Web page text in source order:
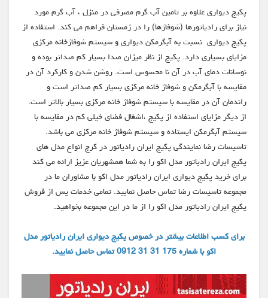
پکیج دیواری علاوه بر تامین آب گرم مصرفی در منزل ، آب گرم مورد
نیاز برای رادیاتورها (شوفاژها) را در زمستان فراهم می کند. استفاده از
پکیج دیواری نسبت به آبگرمکن دیواری و سیستم شوفاژخانه مرکزی
مزایای بسیاری دارد. پکیج از نظر میزان صدا بسیار کم صداتر بوده و
نوسانات دمای آب در آن نا محسوس است. روشن شدن و کارکرد آن در
مقایسه با آبگرمکن و شوفاژ خانه مرکزی بسیار کم صداتر است و
راندمان آن در مقایسه با سیستم شوفاژ خانه مرکزی بسیار بالاتر است.
از دیگر مزایای استفاده از پکیج ،اشغال فضای خیلی کم در مقایسه با
سیستم آبگرمکن ایستاده و سیستم شوفاژ خانه مرکزی می باشد.
تاسیسات رضا نمایندگی پکیج ایران رادیاتور در کرج انواع مدل های
پکیج ایران رادیاتور مدل اکو را به شما همشهریان عزیز ارائه می کند
برای خرید پکیج دیواری ایران رادیاتور مدل اکو با مشاوران ما در
مجموعه تاسیسات رضا تماس حاصل نمایید. تمامی خدمات پس از فروش
پکیج ایران رادیاتور مدل اکو را از ما در این مجموعه بخواهید.
برای کسب اطلاعات بیشتر در خصوص پکیج دیواری ایران رادیاتور مدل
اکو با شماره 175 31 31 0912 تماس حاصل نمایید.